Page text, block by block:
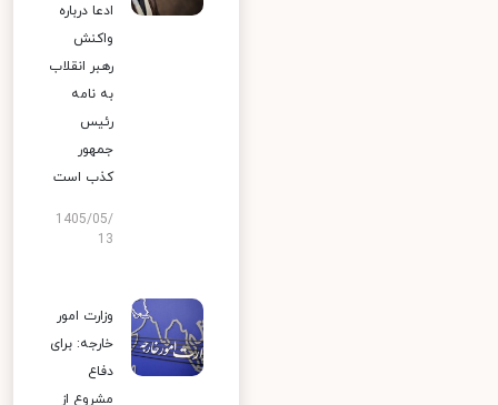
ادعا درباره
واکنش
رهبر انقلاب
به نامه
رئیس
جمهور
کذب است
1405/05/
13
وزارت امور
خارجه: برای
دفاع
مشروع از